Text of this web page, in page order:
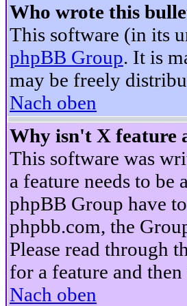
Who wrote this
This software (in its
phpBB Group. It is
may be freely
Nach oben
Why isn't X feature
This software was
a feature needs to be
phpBB Group have
phpbb.com, the
Please read through
for a feature and
Nach oben